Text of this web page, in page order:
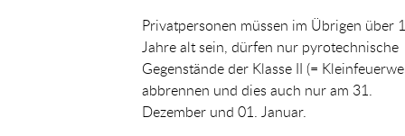
Privatpersonen müssen im Übrigen über
Jahre alt sein, dürfen nur pyrotechnische
Gegenstände der Klasse II (=
abbrennen und dies auch nur am 31.
Dezember und 01. Januar.